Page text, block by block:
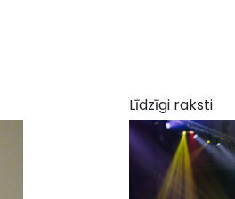
Līdzīgi raksti